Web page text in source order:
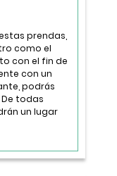
prendas,
como el
con el fin de
con un
podrás
todas
un lugar